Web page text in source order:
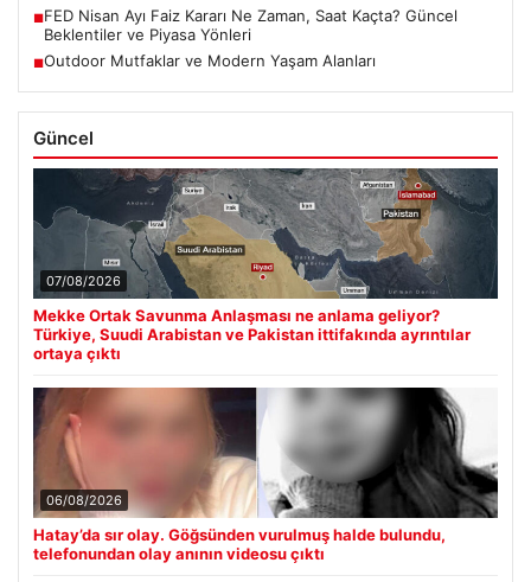
■FED Nisan Ayı Faiz Kararı Ne Zaman, Saat Kaçta? Güncel
Beklentiler ve Piyasa Yönleri
■Outdoor Mutfaklar ve Modern Yaşam Alanları
Güncel
07/08/2026
Mekke Ortak Savunma Anlaşması ne anlama geliyor?
Türkiye, Suudi Arabistan ve Pakistan ittifakında ayrıntılar
ortaya çıktı
06/08/2026
Hatay’da sır olay. Göğsünden vurulmuş halde bulundu,
telefonundan olay anının videosu çıktı